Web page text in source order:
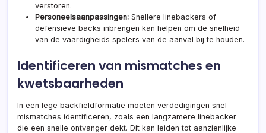
verstoren.
Personeelsaanpassingen: Snellere linebackers of
defensieve backs inbrengen kan helpen om de snelheid
van de vaardigheids spelers van de aanval bij te houden.
Identificeren van mismatches en
kwetsbaarheden
In een lege backfieldformatie moeten verdedigingen snel
mismatches identificeren, zoals een langzamere linebacker
die een snelle ontvanger dekt. Dit kan leiden tot aanzienlijke